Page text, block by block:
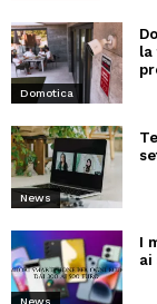
Domotica
la
News
News
I
ai